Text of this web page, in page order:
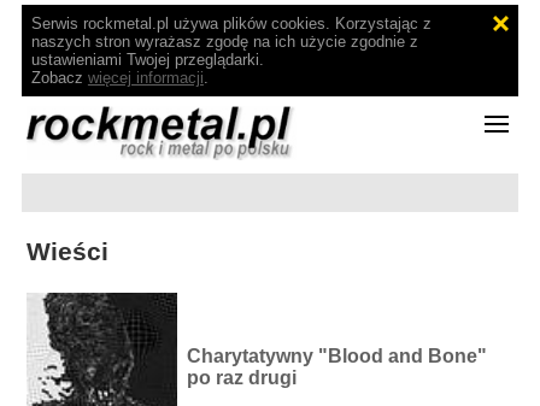
Serwis rockmetal.pl używa plików cookies. Korzystając z
naszych stron wyrażasz zgodę na ich użycie zgodnie z
ustawieniami Twojej przeglądarki.
Zobacz więcej informacji.
Wieści
Charytatywny "Blood and Bone"
po raz drugi